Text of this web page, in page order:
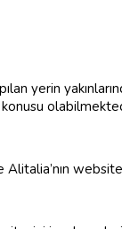
yerin
Alitalia’nın